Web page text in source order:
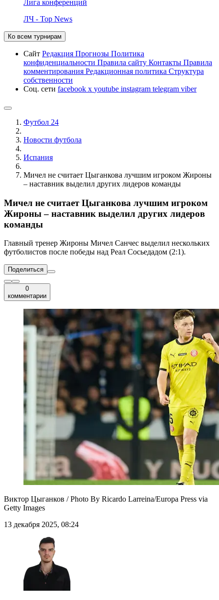
Лига конференций
ЛЧ - Top News
Ко всем турнирам
Сайт Редакция Прогнозы Политика
конфиденциальности Правила сайту Контакты Правила
комментирования Редакционная политика Структура
собственности
Соц. сети facebook x youtube instagram telegram viber
Футбол 24
Новости футбола
Испания
Мичел не считает Цыганкова лучшим игроком Жироны
– наставник выделил других лидеров команды
Мичел не считает Цыганкова лучшим игроком
Жироны – наставник выделил других лидеров
команды
Главный тренер Жироны Мичел Санчес выделил нескольких
футболистов после победы над Реал Сосьедадом (2:1).
Поделиться
0
комментарии
Виктор Цыганков / Photo By Ricardo Larreina/Europa Press via
Getty Images
13 декабря 2025, 08:24